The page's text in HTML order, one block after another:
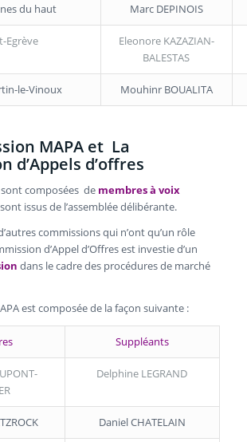
du haut Marc DEPINOIS
Egrève
Eleonore KAZAZIAN-
BALESTAS
le-Vinoux Mouhinr BOUALITA
MAPA et La
d’Appels d’offres
composées de membres à voix
issus de l’assemblée délibérante.
commissions qui n’ont qu’un rôle
d’Appel d’Offres est investie d’un
dans le cadre des procédures de marché
est composée de la façon suivante :
Suppléants
Delphine LEGRAND
Daniel CHATELAIN